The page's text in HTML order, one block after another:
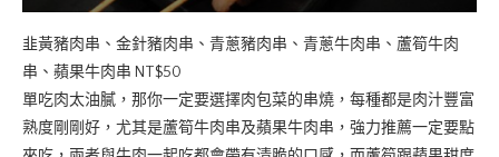
韭黃豬肉串、金針豬肉串、青蔥豬肉串、青蔥牛肉串、蘆筍牛肉
串、蘋果牛肉串 NT$50
單吃肉太油膩，那你一定要選擇肉包菜的串燒，每種都是肉汁豐富
熟度剛剛好，尤其是蘆筍牛肉串及蘋果牛肉串，強力推薦一定要點